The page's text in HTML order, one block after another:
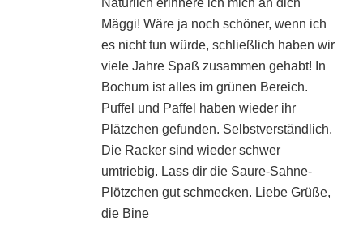
Natürlich erinnere ich mich an dich
Mäggi! Wäre ja noch schöner, wenn ich
es nicht tun würde, schließlich haben wir
viele Jahre Spaß zusammen gehabt! In
Bochum ist alles im grünen Bereich.
Puffel und Paffel haben wieder ihr
Plätzchen gefunden. Selbstverständlich.
Die Racker sind wieder schwer
umtriebig. Lass dir die Saure-Sahne-
Plötzchen gut schmecken. Liebe Grüße,
die Bine